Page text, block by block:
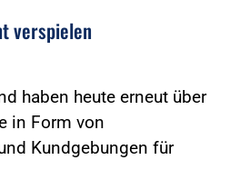
verspielen
haben heute erneut über
in Form von
Kundgebungen für